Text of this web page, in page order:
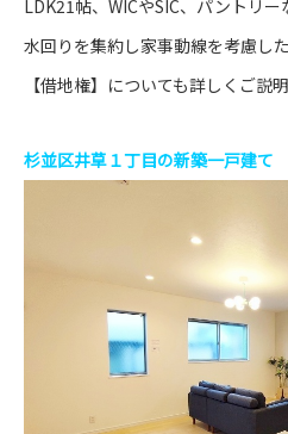
LDK21帖、WICやSIC、パントリー
水回りを集約し家事動線を考慮し
【借地権】についても詳しくご説
杉並区井草１丁目の新築一戸建て